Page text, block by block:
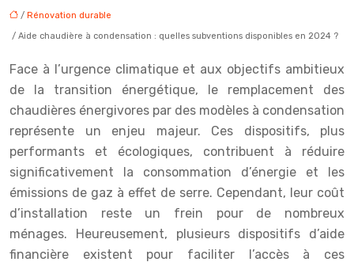
/ Rénovation durable
/ Aide chaudière à condensation : quelles subventions disponibles en 2024 ?
Face à l’urgence climatique et aux objectifs ambitieux
de la transition énergétique, le remplacement des
chaudières énergivores par des modèles à condensation
représente un enjeu majeur. Ces dispositifs, plus
performants et écologiques, contribuent à réduire
significativement la consommation d’énergie et les
émissions de gaz à effet de serre. Cependant, leur coût
d’installation reste un frein pour de nombreux
ménages. Heureusement, plusieurs dispositifs d’aide
financière existent pour faciliter l’accès à ces